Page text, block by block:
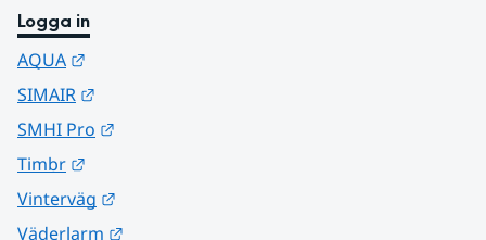
Logga in
AQUA
SIMAIR
SMHI Pro
Timbr
Vinterväg
Väderlarm